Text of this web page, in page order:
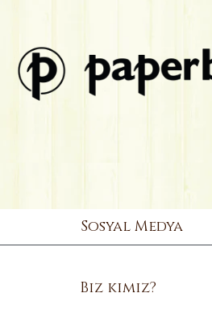
Sosyal Medya
Biz kimiz?